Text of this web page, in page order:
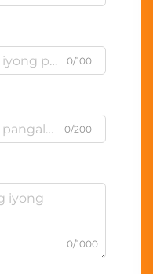
0/100
0/200
0/1000